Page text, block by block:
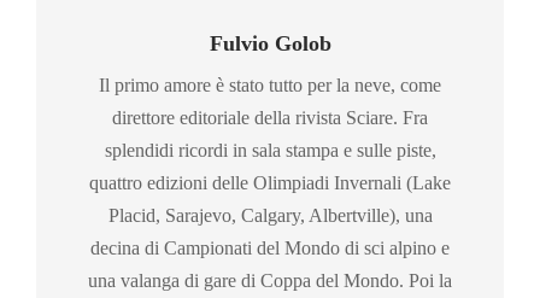
Fulvio Golob
Il primo amore è stato tutto per la neve, come
direttore editoriale della rivista Sciare. Fra
splendidi ricordi in sala stampa e sulle piste,
quattro edizioni delle Olimpiadi Invernali (Lake
Placid, Sarajevo, Calgary, Albertville), una
decina di Campionati del Mondo di sci alpino e
una valanga di gare di Coppa del Mondo. Poi la